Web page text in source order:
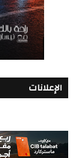
الإعلانات